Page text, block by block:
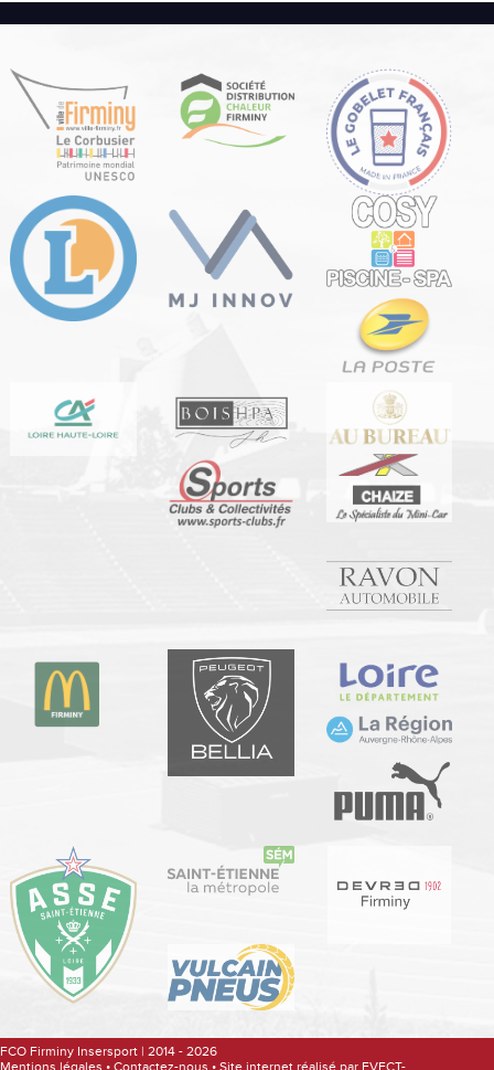
FCO Firminy Insersport | 2014 - 2026